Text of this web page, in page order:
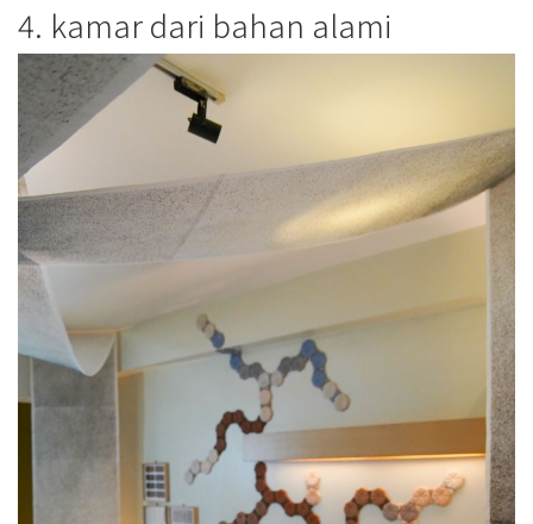
4. kamar dari bahan alami